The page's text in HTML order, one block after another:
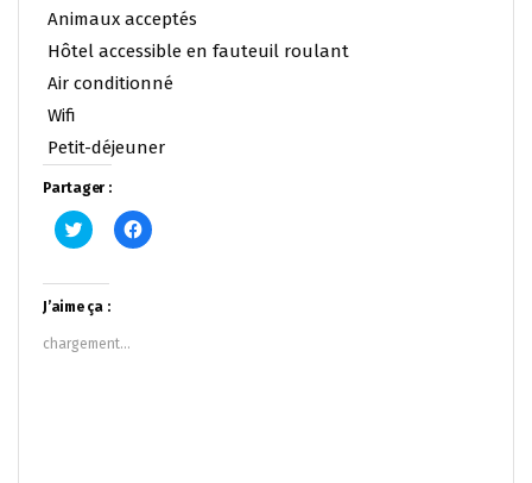
Animaux acceptés
Hôtel accessible en fauteuil roulant
Air conditionné
Wifi
Petit-déjeuner
Partager :
Cliquez
pour
Twitter(ouvre
dans
une
nouvelle
fenêtre)
Cliquez
pour
J’aime ça :
chargement…